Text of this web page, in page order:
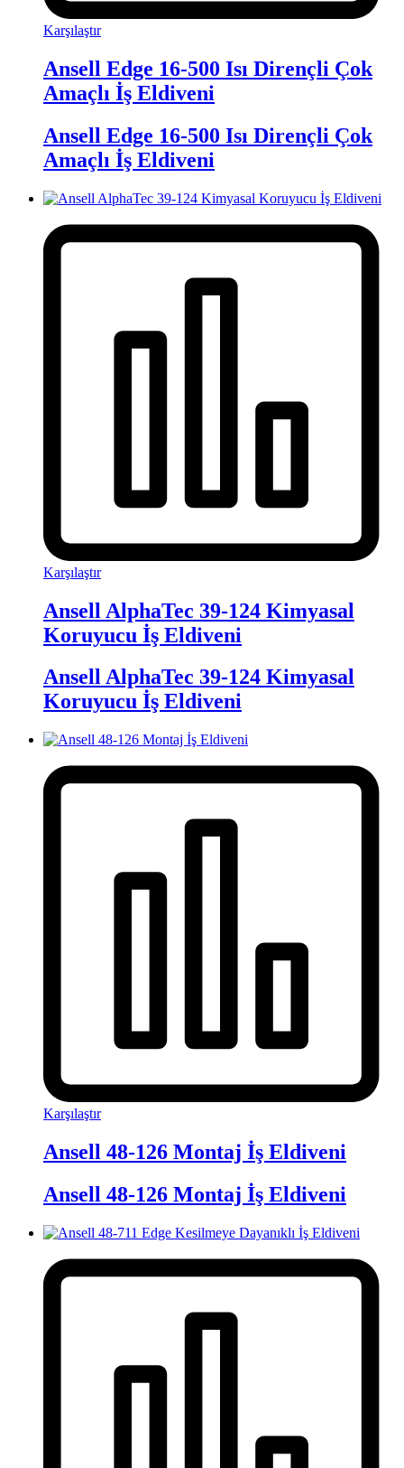
Karşılaştır
Ansell Edge 16-500 Isı Dirençli Çok
Amaçlı İş Eldiveni
Ansell Edge 16-500 Isı Dirençli Çok
Amaçlı İş Eldiveni
Karşılaştır
Ansell AlphaTec 39-124 Kimyasal
Koruyucu İş Eldiveni
Ansell AlphaTec 39-124 Kimyasal
Koruyucu İş Eldiveni
Karşılaştır
Ansell 48-126 Montaj İş Eldiveni
Ansell 48-126 Montaj İş Eldiveni